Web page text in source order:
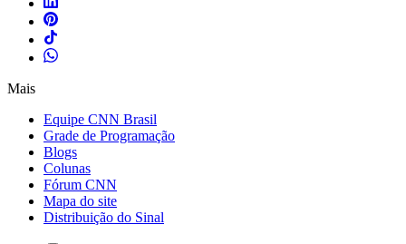
Mais
Equipe CNN Brasil
Grade de Programação
Blogs
Colunas
Fórum CNN
Mapa do site
Distribuição do Sinal